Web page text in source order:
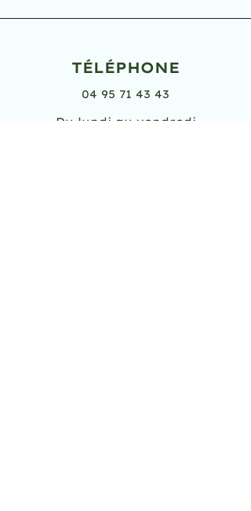
TÉLÉPHONE
04 95 71 43 43
Du lundi au vendredi